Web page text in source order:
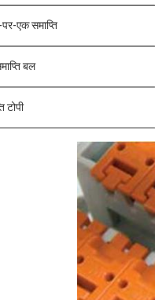
एक समाप्ति
बल
टोपी